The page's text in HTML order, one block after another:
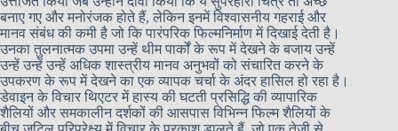
बनाए गए और मनोरंजक होते हैं, लेकिन इनमें विश्वासनीय गहराई और
मानव संबंध की कमी है जो कि पारंपरिक फिल्मनिर्माण में दिखाई देती है।
उनका तुलनात्मक उपमा उन्हें थीम पार्कों के रूप में देखने के बजाय उन्हें
उन्हें उन्हें उन्हें अधिक शास्त्रीय मानव अनुभवों को संचारित करने के
उपकरण के रूप में देखने का एक व्यापक चर्चा के अंदर हासिल हो रहा है।
डेवाइन के विचार थिएटर में हास्य की घटती प्रसिद्धि की व्यापारिक
शैलियों और समकालीन दर्शकों की आसपास विभिन्न फिल्म शैलियों के